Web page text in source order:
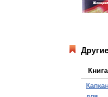
Книга
Капкан